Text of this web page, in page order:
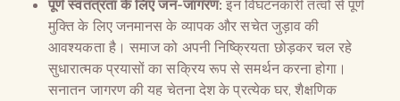
पूर्ण स्वतंत्रता के लिए जन-जागरण: इन विघटनकारी तत्वों से पूर्ण
मुक्ति के लिए जनमानस के व्यापक और सचेत जुड़ाव की
आवश्यकता है। समाज को अपनी निष्क्रियता छोड़कर चल रहे
सुधारात्मक प्रयासों का सक्रिय रूप से समर्थन करना होगा।
सनातन जागरण की यह चेतना देश के प्रत्येक घर, शैक्षणिक